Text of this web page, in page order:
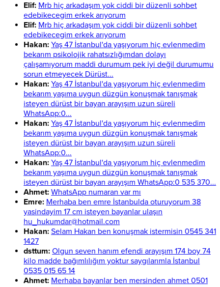
Elif: Mrb hiç arkadaşım yok ciddi bir düzenli sohbet
edebikecegim erkek arıyorum
Elif: Mrb hiç arkadaşım yok ciddi bir düzenli sohbet
edebikecegim erkek arıyorum
Hakan: Yaş 47 İstanbul'da yaşıyorum hiç evlenmedim
bekarım psikolojik rahatsızlığımdan dolayı
çalışamıyorum maddi durumum pek iyi değil durumumu
sorun etmeyecek Dürüst...
Hakan: Yaş 47 İstanbul'da yaşıyorum hiç evlenmedim
bekarım yaşıma uygun düzgün konuşmak tanışmak
isteyen dürüst bir bayan arayışım uzun süreli
WhatsApp:0...
Hakan: Yaş 47 İstanbul'da yaşıyorum hiç evlenmedim
bekarım yaşıma uygun düzgün konuşmak tanışmak
isteyen dürüst bir bayan arayışım uzun süreli
WhatsApp:0...
Hakan: Yaş 47 İstanbul'da yaşıyorum hiç evlenmedim
bekarım yaşıma uygun düzgün konuşmak tanışmak
isteyen dürüst bir bayan arayışım WhatsApp:0 535 370...
Ahmet: WhatsApp numaran var mı
Emre: Merhaba ben emre İstanbulda oturuyorum 38
yasindayim 17 cm isteyen bayanlar ulaşın
hu_hukumdar@hotmail.com
Hakan: Selam Hakan ben konuşmak istermisin 0545 341
1427
dsttum: Olgun seven hanım efendi arayışım 174 boy 74
kilo madde bağımlılığım yoktur saygılarımla İstanbul
0535 015 65 14
Ahmet: Merhaba bayanlar ben mersinden ahmet 0501